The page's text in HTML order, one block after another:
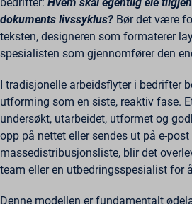
bedrifter: Hvem skal egentlig eie
dokuments livssyklus? Bør det være
teksten, designeren som formaterer
spesialisten som gjennomfører den
I tradisjonelle arbeidsflyter i bedrifter
utforming som en siste, reaktiv fase.
undersøkt, utarbeidet, utformet og
opp på nettet eller sendes ut på e-post
massedistribusjonsliste, blir det
team eller en utbedringsspesialist for å
Denne modellen er fundamentalt